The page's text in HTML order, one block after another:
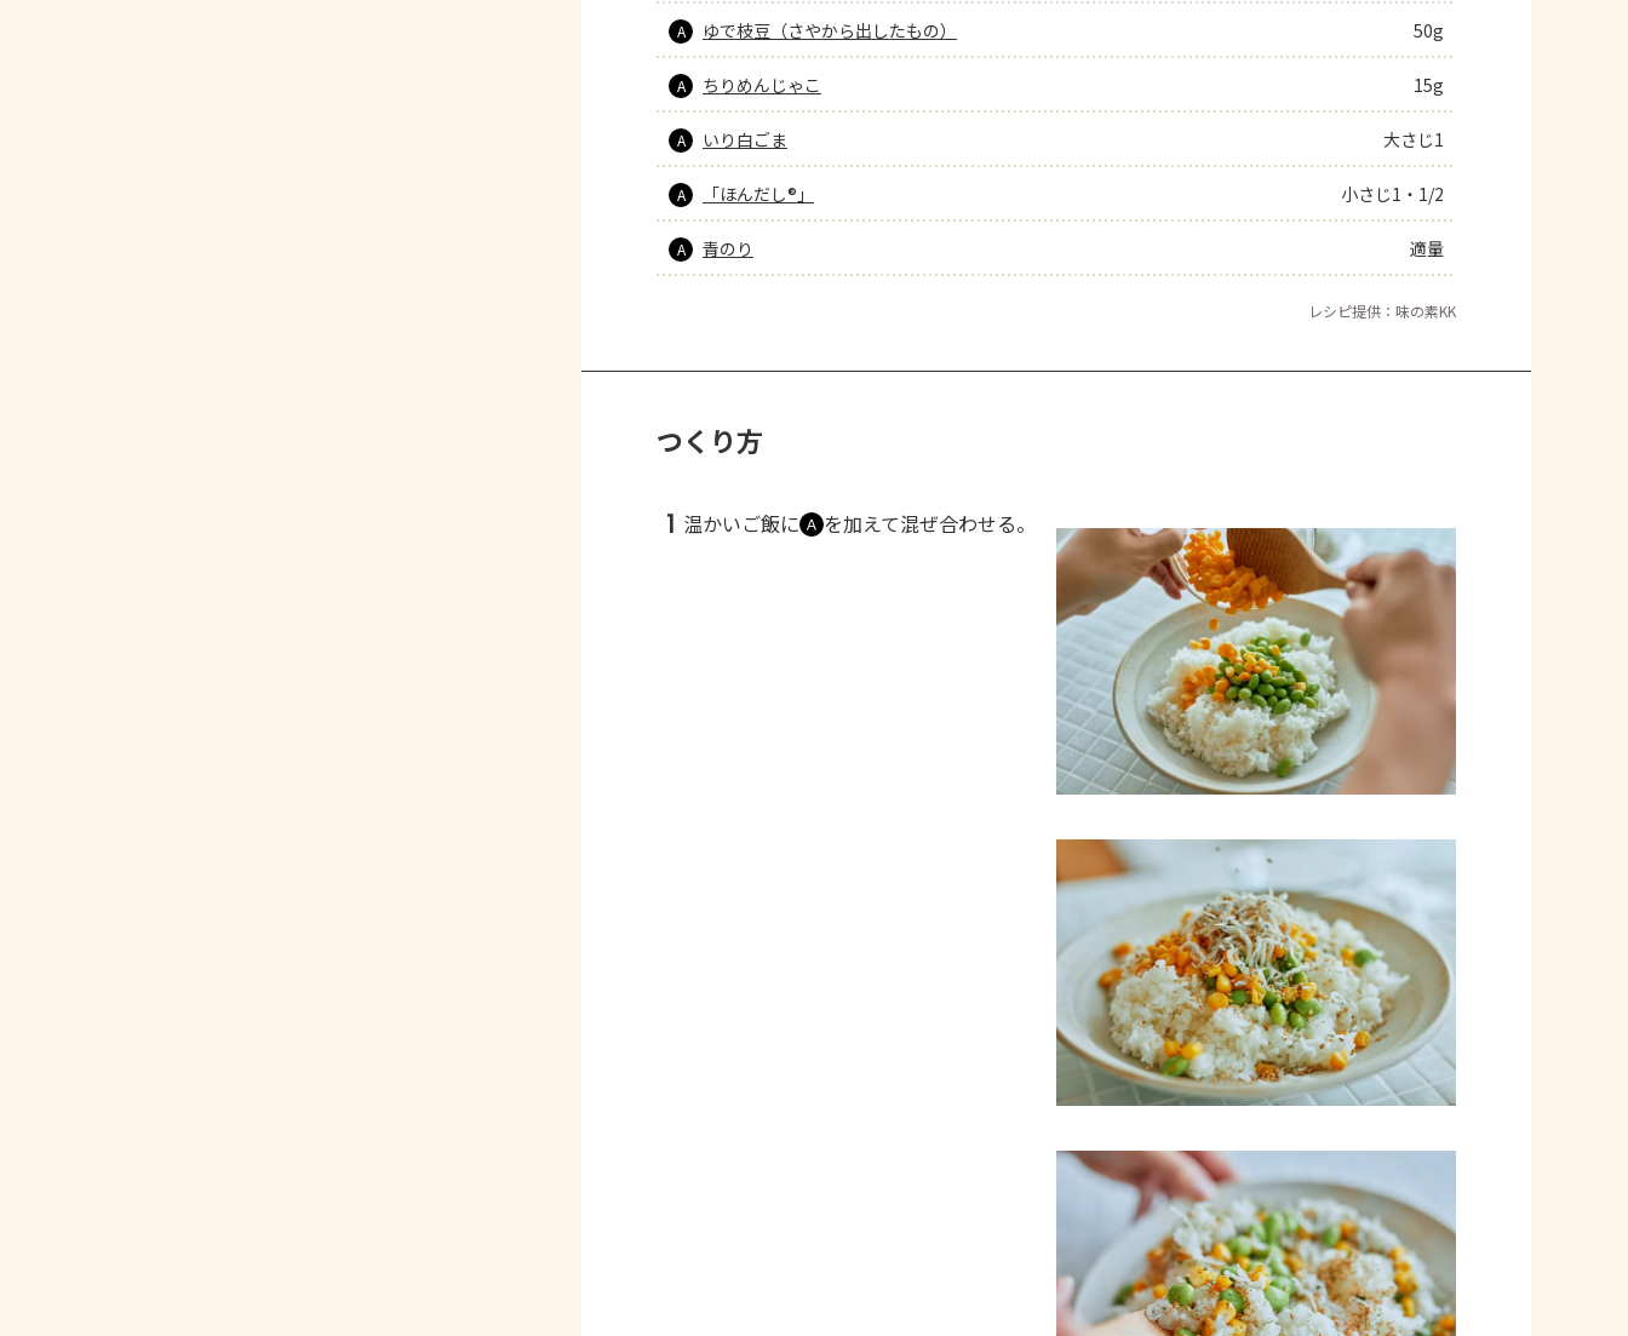
A ゆで枝豆（さやから出したもの） 50g
A ちりめんじゃこ 15g
A いり白ごま 大さじ1
A 「ほんだし®」 小さじ1・1/2
A 青のり 適量
レシピ提供：味の素KK
つくり方
1 温かいご飯に Ａ を加えて混ぜ合わせる。